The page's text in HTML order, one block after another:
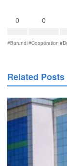
0
#Burundi
0
#Coopération
Related Posts